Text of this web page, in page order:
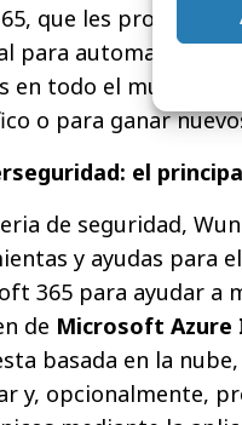
que les
para automatizar la
en todo el mundo,
o para ganar
el
de seguridad,
y ayudas para
365 para ayudar a
de Microsoft
basada en la
y, opcionalmente,